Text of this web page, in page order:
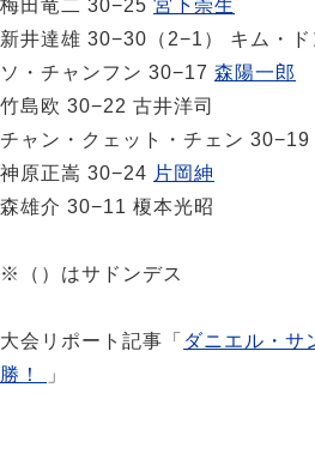
梅田竜二 30−25 宮下崇生
新井達雄 30−30（2−1） キム・ド
ソ・チャンフン 30−17 森陽一郎
竹島欧 30−22 古井洋司
チャン・クェット・チェン 30−19
神原正嵩 30−24 片岡紳
森雄介 30−11 榎本光昭
※（）はサドンデス
大会リポート記事「 ダニエル・サ
勝！
」